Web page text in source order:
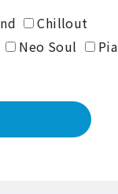
Chillout
Neo Soul